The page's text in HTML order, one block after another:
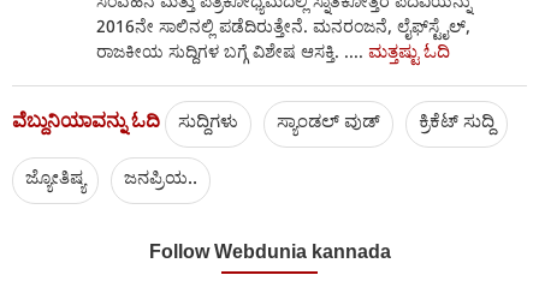
2016ನೇ ಸಾಲಿನಲ್ಲಿ ಪಡೆದಿರುತ್ತೇನೆ. ಮನರಂಜನೆ, ಲೈಫ್‌ಸ್ಟೈಲ್‌,
ರಾಜಕೀಯ ಸುದ್ದಿಗಳ ಬಗ್ಗೆ ವಿಶೇಷ ಆಸಕ್ತಿ. .... ಮತ್ತಷ್ಟು ಓದಿ
ವೆಬ್ದುನಿಯಾವನ್ನು ಓದಿ ಸುದ್ದಿಗಳು ಸ್ಯಾಂಡಲ್ ವುಡ್ ಕ್ರಿಕೆಟ್‌ ಸುದ್ದಿ
ಜ್ಯೋತಿಷ್ಯ ಜನಪ್ರಿಯ..
Follow Webdunia kannada